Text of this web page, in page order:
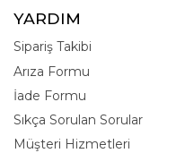
YARDIM
Sipariş Takibi
Arıza Formu
İade Formu
Sıkça Sorulan Sorular
Müşteri Hizmetleri